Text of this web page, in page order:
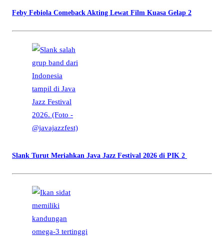
Feby Febiola Comeback Akting Lewat Film Kuasa Gelap 2
Slank Turut Meriahkan Java Jazz Festival 2026 di PIK 2